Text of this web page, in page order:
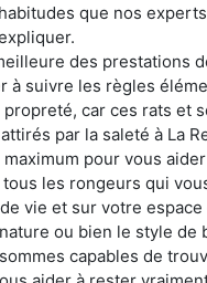
que nos
des prestations
à suivre les règles
car ces rats et
par la saleté à La
pour vous
les rongeurs qui
vie et sur votre espace
ou bien le style de
capables de